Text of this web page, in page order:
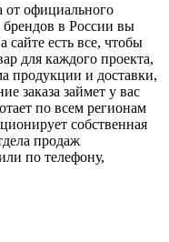
официального
в России вы
есть все, чтобы
для каждого проекта,
продукции и доставки,
заказа займет у вас
по всем регионам
собственная
продаж
по телефону,